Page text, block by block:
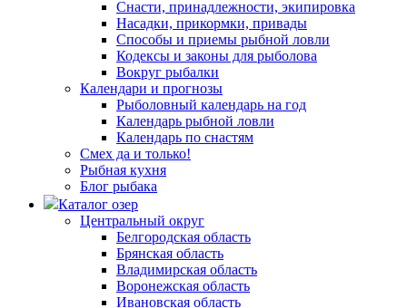
Снасти, принадлежности, экипировка
Насадки, прикормки, привады
Способы и приемы рыбной ловли
Кодексы и законы для рыболова
Вокруг рыбалки
Календари и прогнозы
Рыболовный календарь на год
Календарь рыбной ловли
Календарь по снастям
Смех да и только!
Рыбная кухня
Блог рыбака
Каталог озер
Центральный округ
Белгородская область
Брянская область
Владимирская область
Воронежская область
Ивановская область